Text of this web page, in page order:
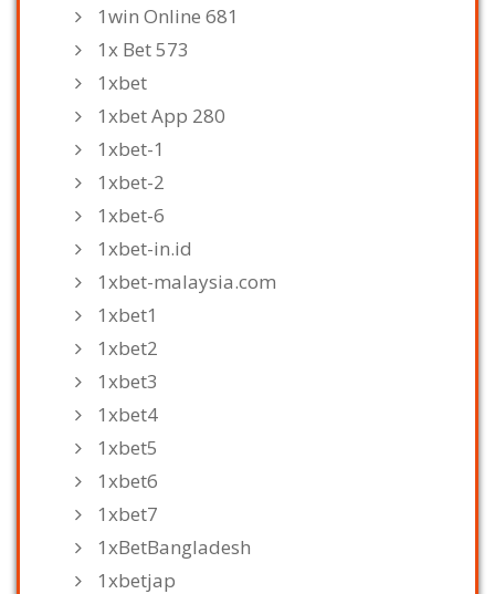
1win Online 681
1x Bet 573
1xbet
1xbet App 280
1xbet-1
1xbet-2
1xbet-6
1xbet-in.id
1xbet-malaysia.com
1xbet1
1xbet2
1xbet3
1xbet4
1xbet5
1xbet6
1xbet7
1xBetBangladesh
1xbetjap